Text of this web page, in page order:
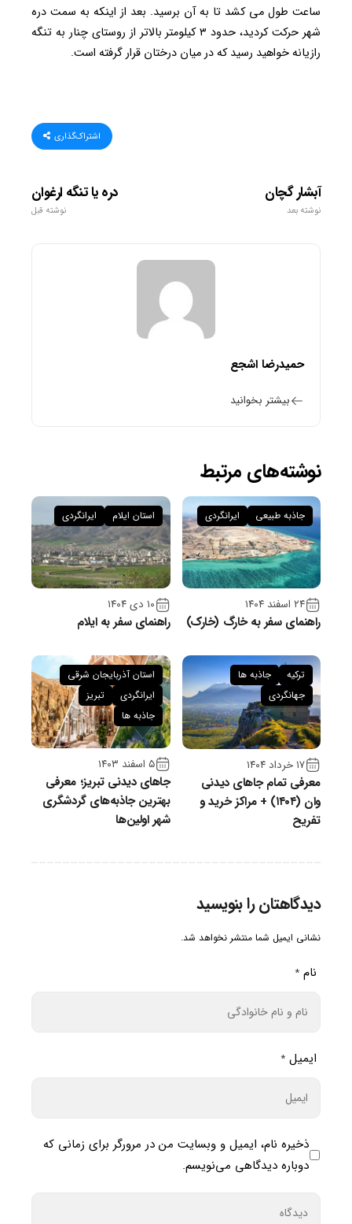
ساعت طول می کشد تا به آن برسید. بعد از اینکه به سمت دره
شهر حرکت کردید، حدود ۳ کیلومتر بالاتر از روستای چنار به تنگه
رازیانه خواهید رسید که در میان درختان قرار گرفته است.
اشتراک‌گذاری
دره یا تنگه ارغوان
نوشته قبل
آبشار گچان
نوشته بعد
حمیدرضا اشجع
بیشتر بخوانید
نوشته‌های مرتبط
۲۴ اسفند ۱۴۰۴
راهنمای سفر به خارگ (خارک)
جاذبه طبیعی ایرانگردی
۱۰ دی ۱۴۰۴
راهنمای سفر به ایلام
استان ایلام ایرانگردی
۱۷ خرداد ۱۴۰۴
معرفی تمام جاهای دیدنی
وان (۱۴۰۴) + مراکز خرید و
تفریح
ترکیه
جاذبه ها
جهانگردی
۵ اسفند ۱۴۰۳
جاهای دیدنی تبریز؛ معرفی
بهترین جاذبه‌های گردشگری
شهر اولین‌ها
استان آذربایجان شرقی
ایرانگردی
تبریز
جاذبه ها
دیدگاهتان را بنویسید
نشانی ایمیل شما منتشر نخواهد شد.
نام *
ایمیل *
ذخیره نام، ایمیل و وبسایت من در مرورگر برای زمانی که
دوباره دیدگاهی می‌نویسم.